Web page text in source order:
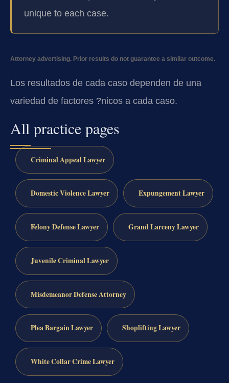
unique to each case.
Attorney advertising. Prior results do not guarantee a similar outcome.
Los resultados de cada caso dependen de una
variedad de factores ?nicos a cada caso.
All practice pages
Criminal Appeal Lawyer
Domestic Violence Lawyer Expungement Lawyer
Felony Defense Lawyer Grand Larceny Lawyer
Juvenile Criminal Lawyer
Misdemeanor Defense Attorney
Plea Bargain Lawyer Shoplifting Lawyer
White Collar Crime Lawyer